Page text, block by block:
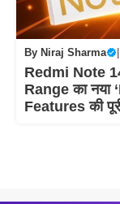
By Niraj Sharma
Redmi Note
Range का नया
Features की